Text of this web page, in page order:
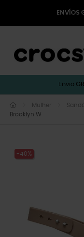
ENVÍOS
Envio
Mulher
Brooklyn W
-40%